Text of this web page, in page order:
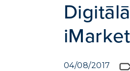
04/08/2017